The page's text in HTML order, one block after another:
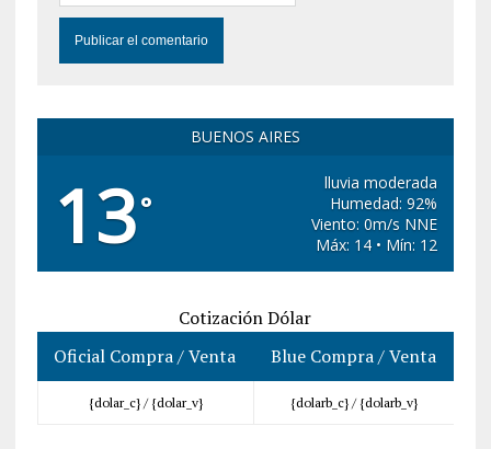
BUENOS AIRES
13°
lluvia moderada
Humedad: 92%
Viento: 0m/s NNE
Máx: 14 • Mín: 12
Cotización Dólar
Oficial Compra / Venta
Blue Compra / Venta
{dolar_c} / {dolar_v} {dolarb_c} / {dolarb_v}